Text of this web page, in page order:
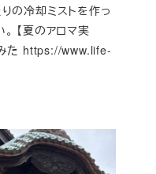
の冷却ミストを作っ
【夏のアロマ実
た https://www.life-